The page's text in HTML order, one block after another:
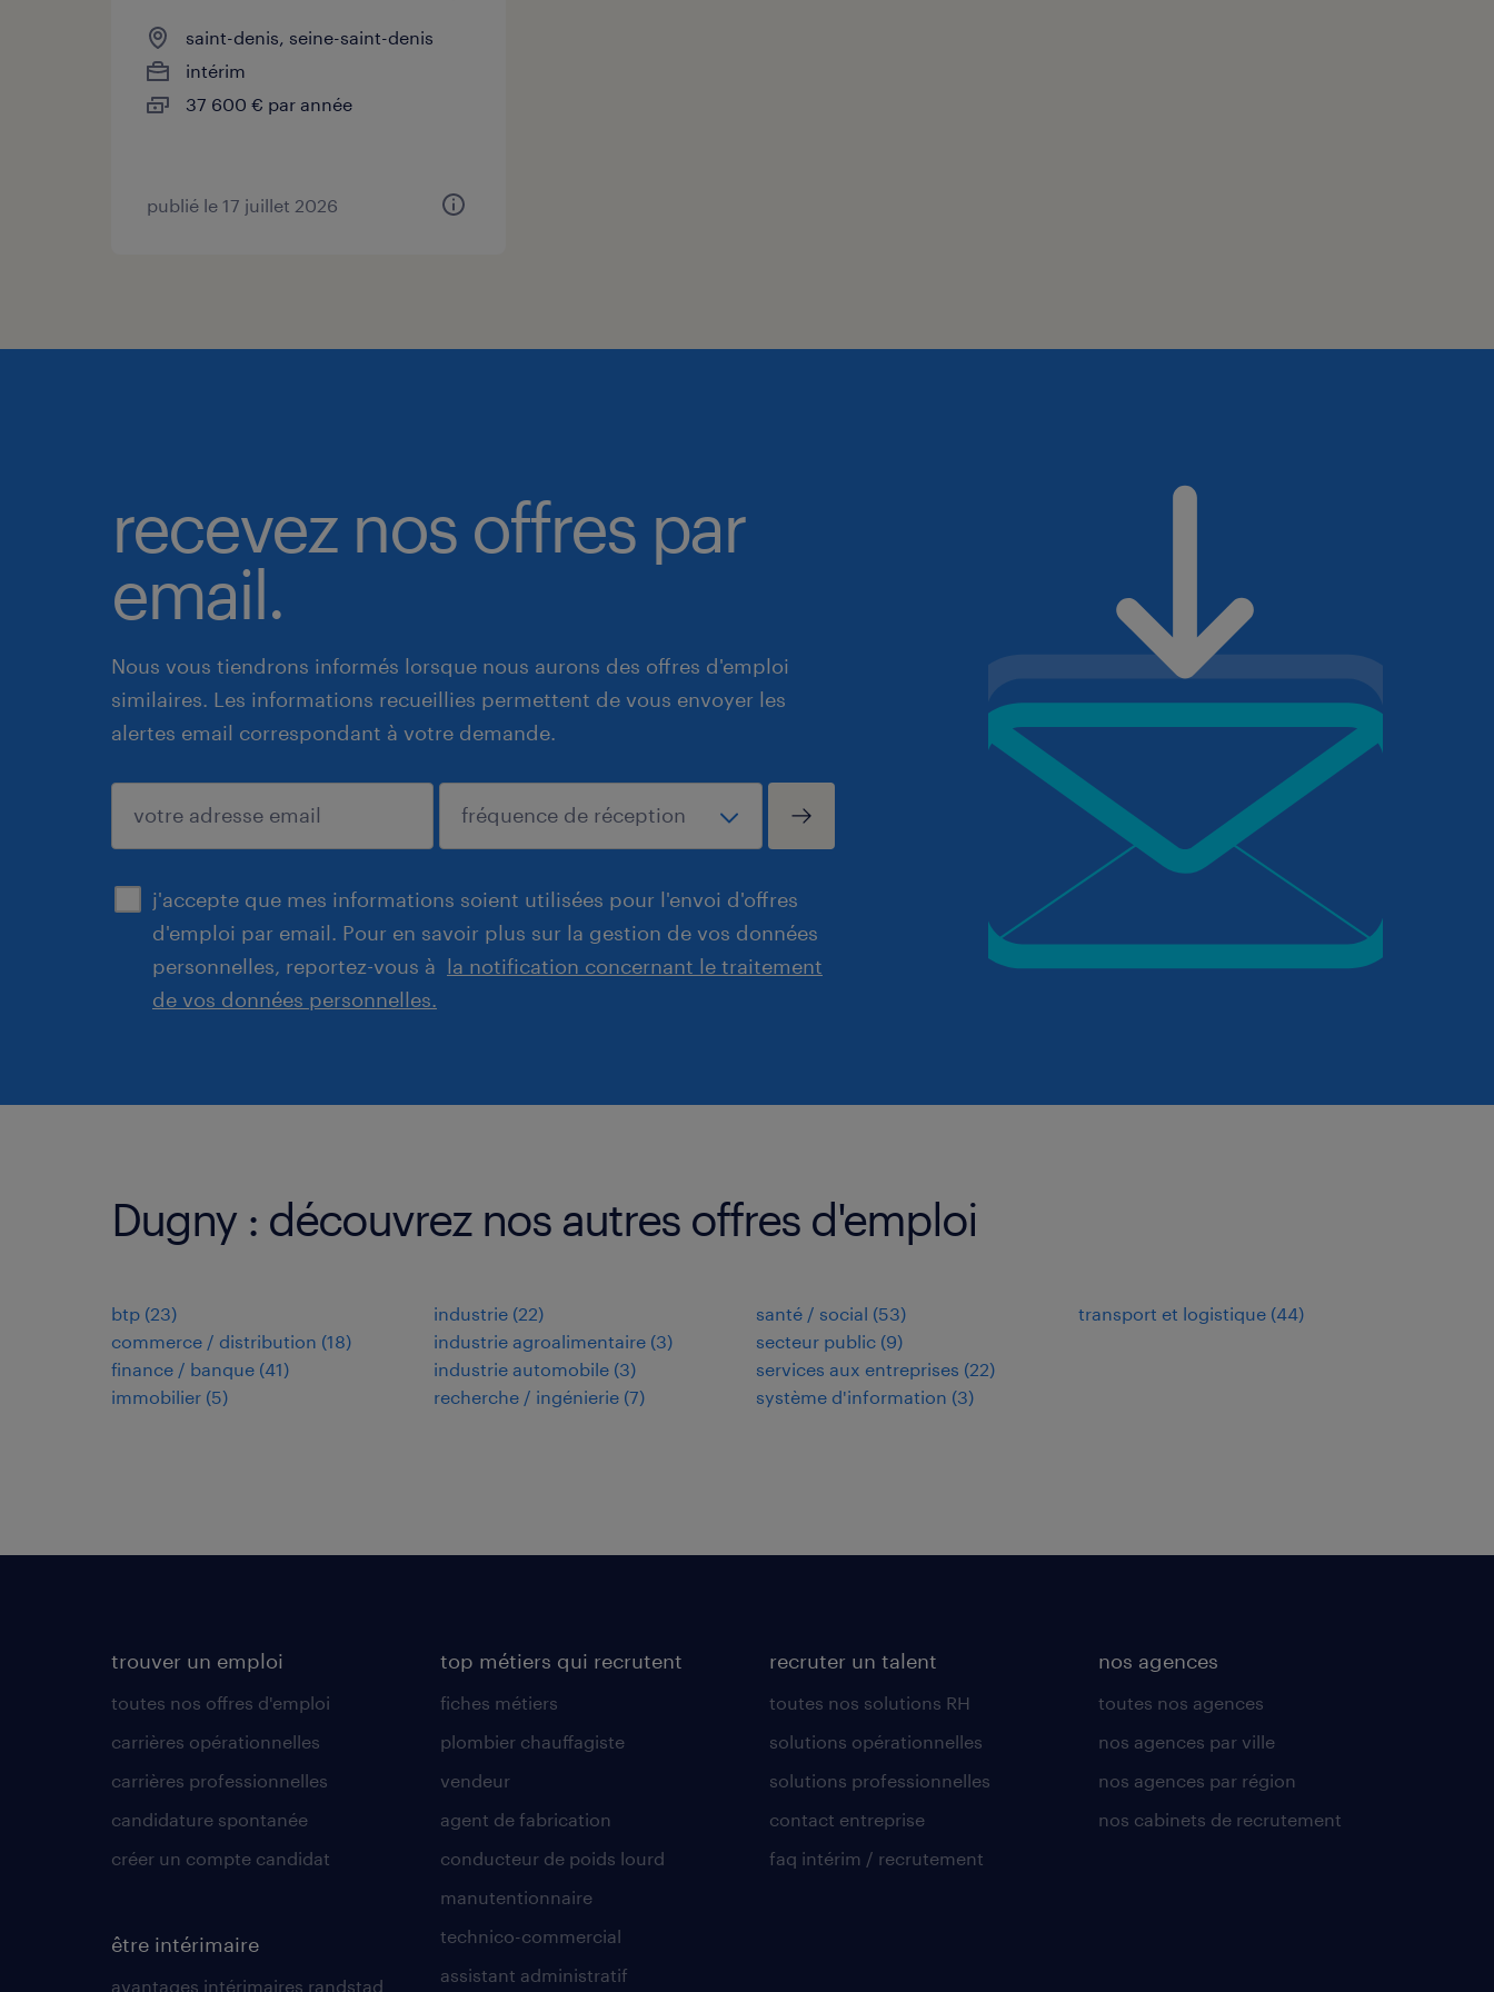
saint-denis, seine-saint-denis
intérim
37 600 € par année
publié le 17 juillet 2026
recevez nos offres par
email.
Nous vous tiendrons informés lorsque nous aurons des offres d'emploi
similaires. Les informations recueillies permettent de vous envoyer les
alertes email correspondant à votre demande.
j'accepte que mes informations soient utilisées pour l'envoi d'offres
d'emploi par email. Pour en savoir plus sur la gestion de vos données
personnelles, reportez-vous à la notification concernant le traitement
de vos données personnelles.
enregistrer
Dugny : découvrez nos autres offres d'emploi
btp (23)
commerce / distribution (18)
finance / banque (41)
immobilier (5)
industrie (22)
industrie agroalimentaire (3)
industrie automobile (3)
recherche / ingénierie (7)
santé / social (53)
secteur public (9)
services aux entreprises (22)
système d'information (3)
transport et logistique (44)
trouver un emploi
toutes nos offres d'emploi
carrières opérationnelles
carrières professionnelles
candidature spontanée
créer un compte candidat
être intérimaire
avantages intérimaires randstad
top métiers qui recrutent
fiches métiers
plombier chauffagiste
vendeur
agent de fabrication
conducteur de poids lourd
manutentionnaire
technico-commercial
assistant administratif
recruter un talent
toutes nos solutions RH
solutions opérationnelles
solutions professionnelles
contact entreprise
faq intérim / recrutement
nos agences
toutes nos agences
nos agences par ville
nos agences par région
nos cabinets de recrutement